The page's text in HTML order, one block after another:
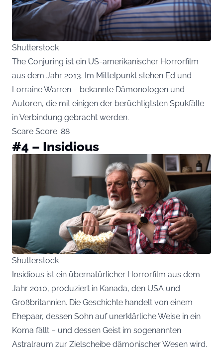
Shutterstock
The Conjuring ist ein US-amerikanischer Horrorfilm
aus dem Jahr 2013. Im Mittelpunkt stehen Ed und
Lorraine Warren – bekannte Dämonologen und
Autoren, die mit einigen der berüchtigtsten Spukfälle
in Verbindung gebracht werden.
Scare Score: 88
#4 – Insidious
Shutterstock
Insidious ist ein übernatürlicher Horrorfilm aus dem
Jahr 2010, produziert in Kanada, den USA und
Großbritannien. Die Geschichte handelt von einem
Ehepaar, dessen Sohn auf unerklärliche Weise in ein
Koma fällt – und dessen Geist im sogenannten
Astralraum zur Zielscheibe dämonischer Wesen wird.